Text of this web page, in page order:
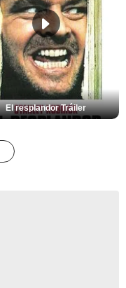
El resplandor Tráiler